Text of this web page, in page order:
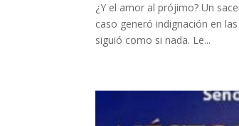
¿Y el amor al prójimo? Un
caso generó indignación en
siguió como si nada. Le...